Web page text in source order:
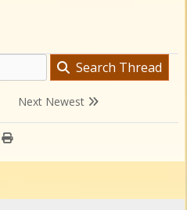
Search Thread
Next Newest